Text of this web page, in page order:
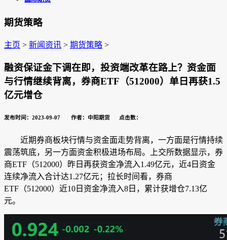
期货策略
主页 > 新闻资讯 > 期货策略 >
融资保证金下调在即，投资端改革在路上？资金面
与行情继续背离，券商ETF（512000）单日再获1.5
亿元增仓
发布时间：2023-09-07 作者：中阳期货 点击数：
近期券商板块行情与资金面走势背离，一方面是行情持续
震荡筑底，另一方面资金积极进场布局。上交所数据显示，券
商ETF（512000）昨日再获资金净流入1.49亿元，近4日资金
连续净流入合计达1.27亿元；拉长时间看，券商
ETF（512000）近10日资金净流入8日，累计获增仓7.13亿
元。